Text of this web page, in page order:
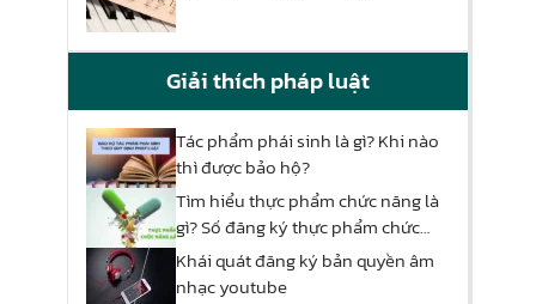
Giải thích pháp luật
Tác phẩm phái sinh là gì? Khi nào
thì được bảo hộ?
Tìm hiểu thực phẩm chức năng là
gì? Số đăng ký thực phẩm chức
năng
Khái quát đăng ký bản quyền âm
nhạc youtube